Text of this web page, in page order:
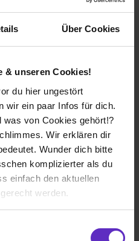
Über Cookies
& unseren Cookies!
du hier ungestört
wir ein paar Infos für dich.
von Cookies gehört!?
Wir erklären dir
Wunder dich bitte
komplizierter als du
einfach den aktuellen
werden.
Firma
Ausbildung